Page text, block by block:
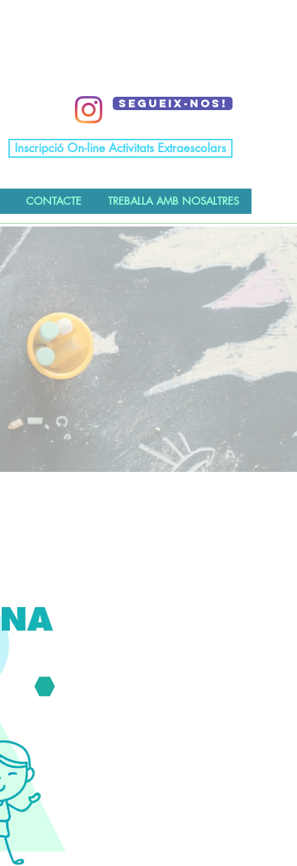
Inscripció On-line Activitats Extraescolars
Segueix-nos!
CONTACTE TREBALLA AMB NOSALTRES